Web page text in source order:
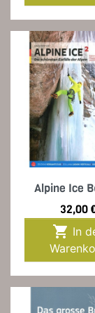
Alpine Ice
Preis
32,00
